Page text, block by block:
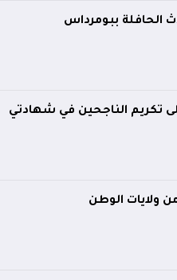
الحافلة ببومرداس
تكريم الناجحين في شهادتي